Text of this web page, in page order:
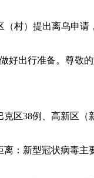
村）提出离乌申请
好出行准备。尊敬
区38例、高新区（
：新型冠状病毒主